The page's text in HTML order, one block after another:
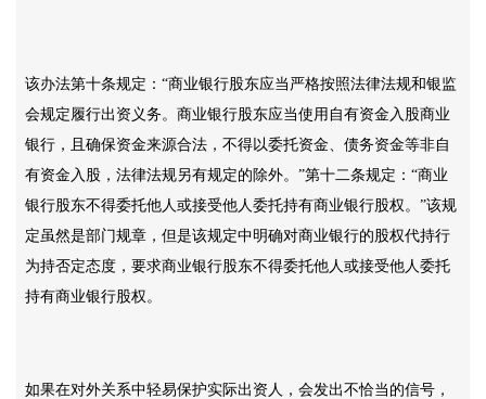
该办法第十条规定：“商业银行股东应当严格按照法律法规和银监
会规定履行出资义务。商业银行股东应当使用自有资金入股商业
银行，且确保资金来源合法，不得以委托资金、债务资金等非自
有资金入股，法律法规另有规定的除外。”第十二条规定：“商业
银行股东不得委托他人或接受他人委托持有商业银行股权。”该规
定虽然是部门规章，但是该规定中明确对商业银行的股权代持行
为持否定态度，要求商业银行股东不得委托他人或接受他人委托
持有商业银行股权。
如果在对外关系中轻易保护实际出资人，会发出不恰当的信号，